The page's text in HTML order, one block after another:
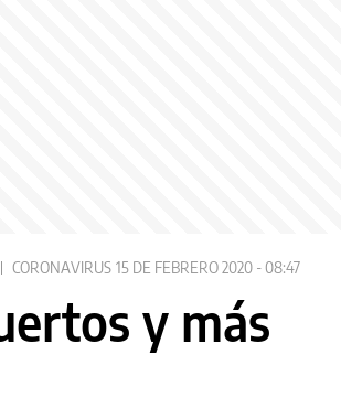
CORONAVIRUS 15 DE FEBRERO 2020 - 08:47
y más